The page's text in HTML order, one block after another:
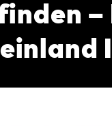
finden